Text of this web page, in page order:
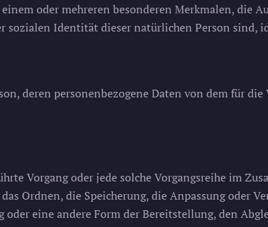
oder mehreren besonderen Merkmalen, die
sozialen Identität dieser natürlichen Person sind,
deren personenbezogene Daten von dem für
Vorgang oder jede solche Vorgangsreihe im
Ordnen, die Speicherung, die Anpassung oder
eine andere Form der Bereitstellung, den